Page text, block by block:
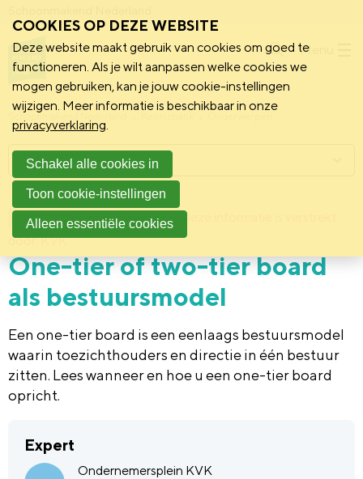
Menu
Schoonmakend Nederland
Achtergrond 9 december 2013
Deze informatie is verstrekt
door: KVK
One-tier of two-tier board
als bestuursmodel
Een one-tier board is een eenlaags bestuursmodel
waarin toezichthouders en directie in één bestuur
zitten. Lees wanneer en hoe u een one-tier board
opricht.
Expert
Ondernemersplein KVK
Menu
COOKIES OP DEZE WEBSITE
Deze website maakt gebruik van cookies om goed te
functioneren. Als je wilt aanpassen welke cookies we
mogen gebruiken, kan je jouw cookie-instellingen
wijzigen. Meer informatie is beschikbaar in onze
privacyverklaring.
Schakel alle cookies in
Toon cookie-instellingen
Alleen essentiële cookies